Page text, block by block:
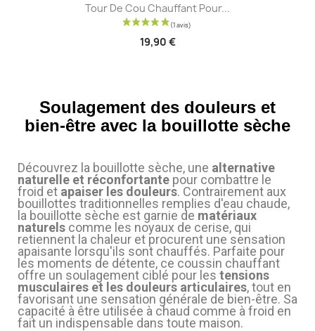
Tour De Cou Chauffant Pour...
19,90 €
Soulagement des douleurs et
bien-être avec la bouillotte sèche
Découvrez la bouillotte sèche, une alternative
naturelle et réconfortante pour combattre le
froid et apaiser les douleurs. Contrairement aux
bouillottes traditionnelles remplies d'eau chaude,
la bouillotte sèche est garnie de matériaux
naturels comme les noyaux de cerise, qui
retiennent la chaleur et procurent une sensation
apaisante lorsqu'ils sont chauffés. Parfaite pour
les moments de détente, ce coussin chauffant
offre un soulagement ciblé pour les tensions
musculaires et les douleurs articulaires, tout en
favorisant une sensation générale de bien-être. Sa
capacité à être utilisée à chaud comme à froid en
fait un indispensable dans toute maison.